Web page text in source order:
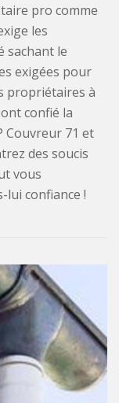
pro comme
les
sachant le
exigées pour
propriétaires à
confié la
Couvreur 71 et
des soucis
vous
lui confiance !